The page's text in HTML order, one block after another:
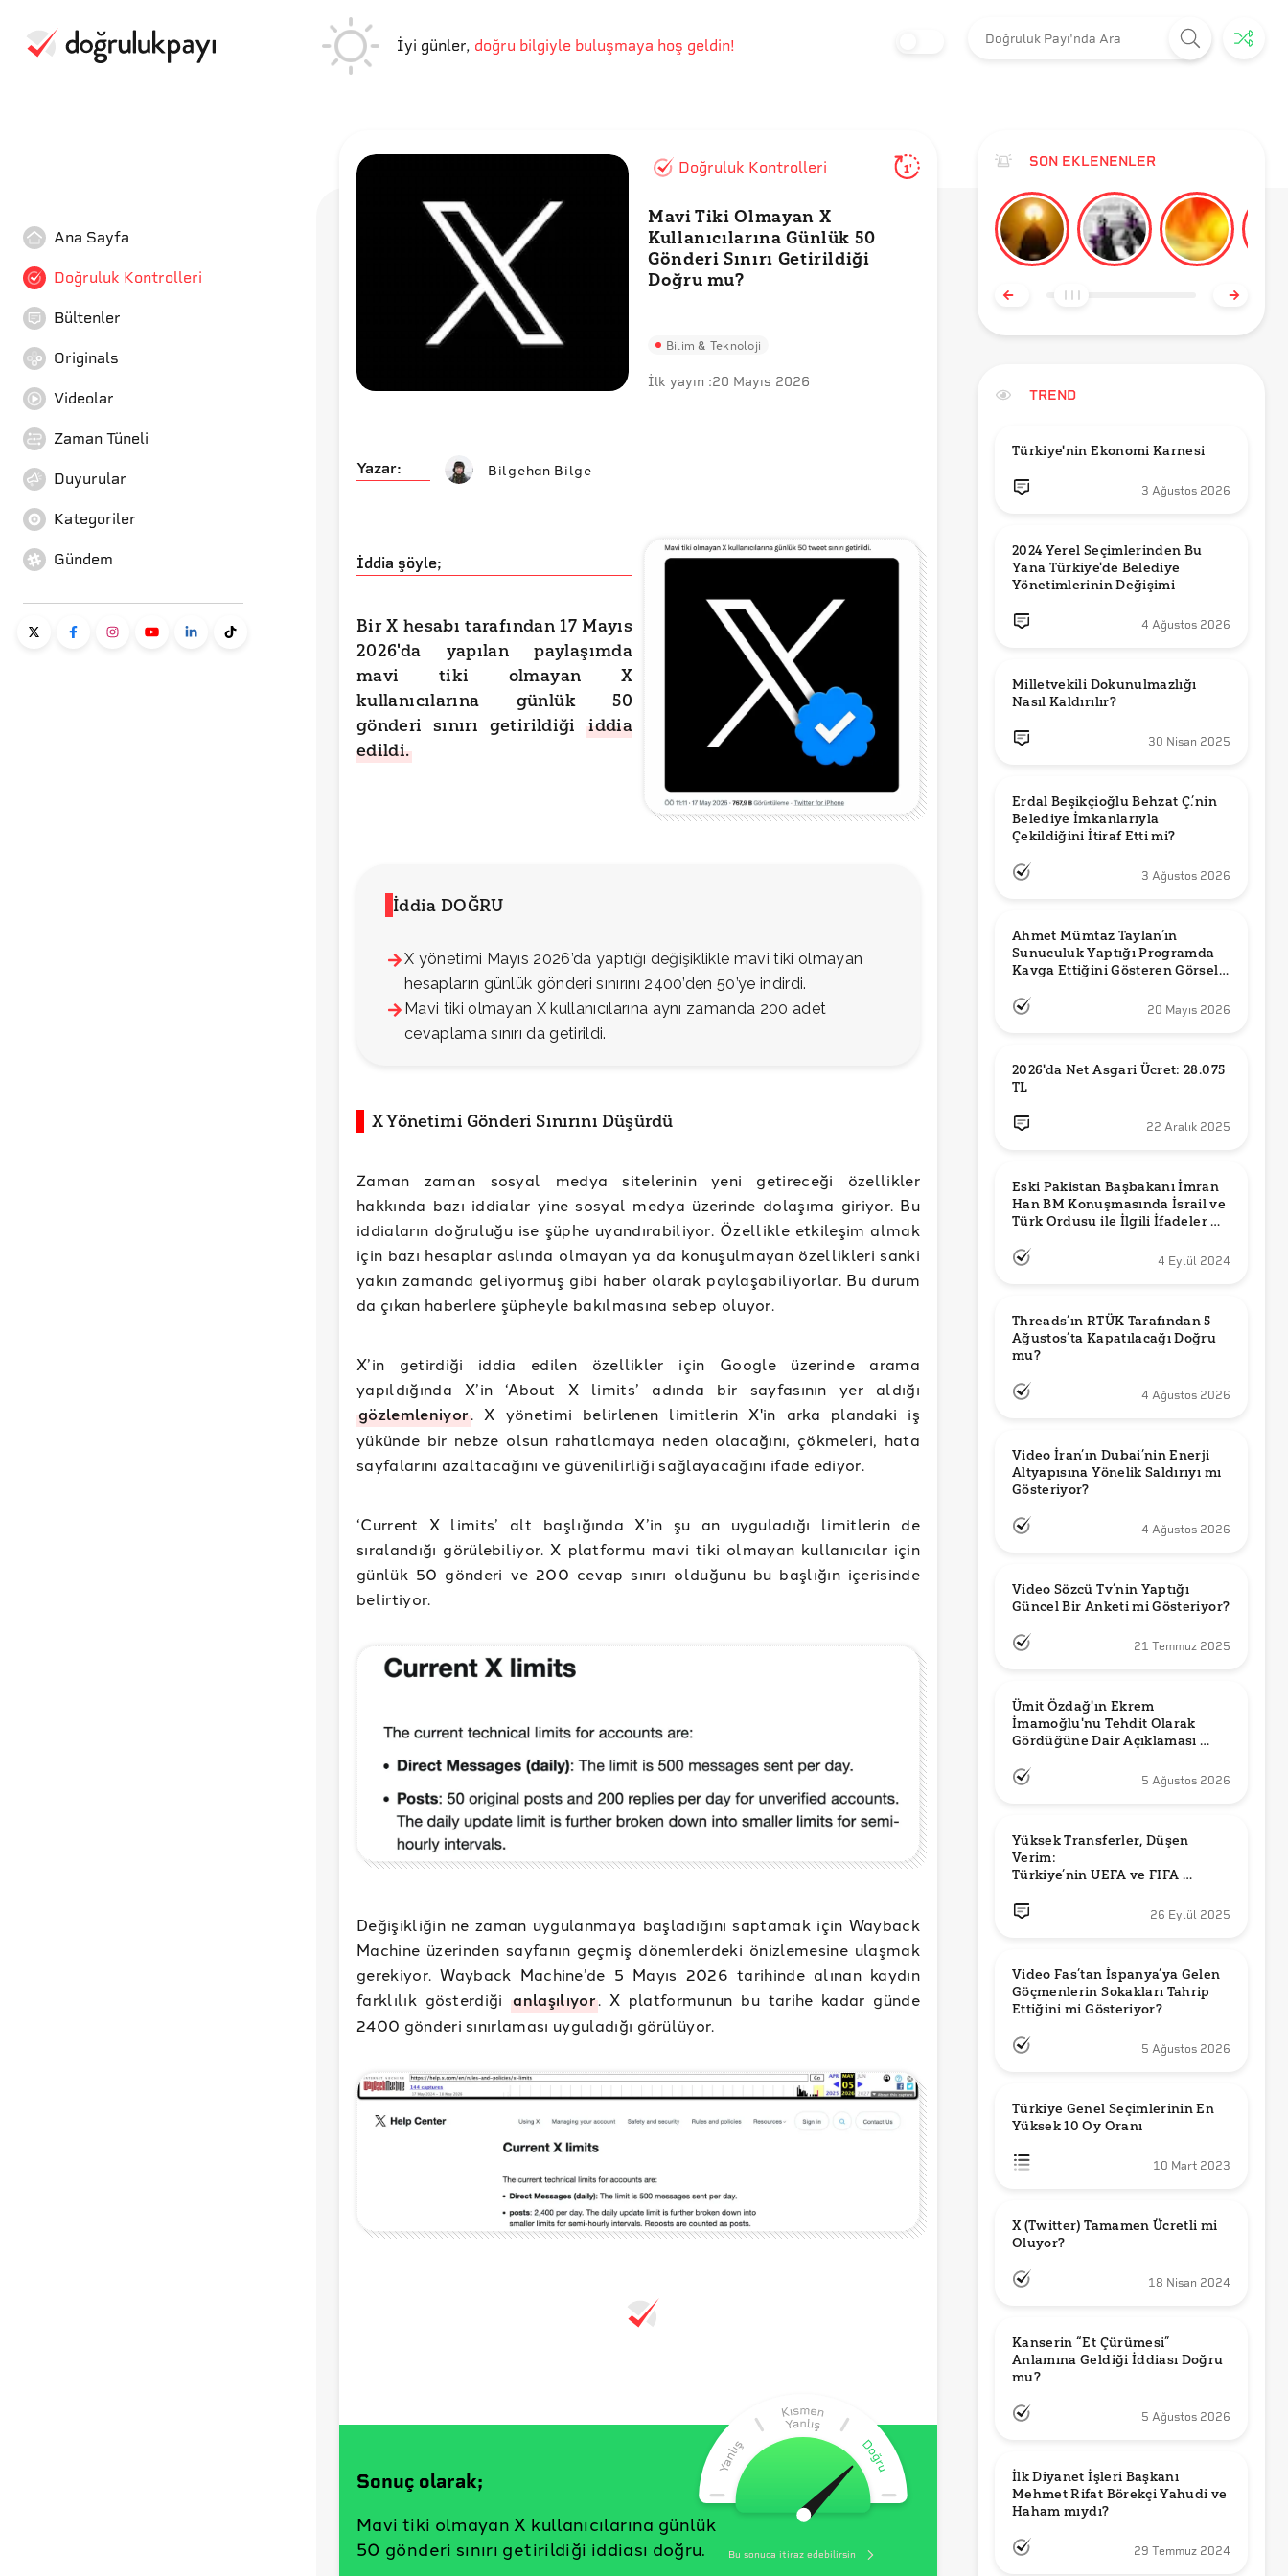
İyi günler, doğru bilgiyle buluşmaya hoş geldin!
Ana Sayfa
Doğruluk Kontrolleri
Bültenler
Originals
Videolar
Zaman Tüneli
Duyurular
Kategoriler
Gündem
Doğruluk Kontrolleri 1'
Mavi Tiki Olmayan X
Kullanıcılarına Günlük 50
Gönderi Sınırı Getirildiği
Doğru mu?
Bilim & Teknoloji
İlk yayın :20 Mayıs 2026
Yazar: Bilgehan Bilge
İddia şöyle;
Bir X hesabı tarafından 17 Mayıs
2026'da yapılan paylaşımda
mavi tiki olmayan X
kullanıcılarına günlük 50
gönderi sınırı getirildiğiiddia
edildi.
İddia DOĞRU
X yönetimi Mayıs 2026’da yaptığı değişiklikle mavi tiki olmayan
hesapların günlük gönderi sınırını 2400’den 50’ye indirdi.
Mavi tiki olmayan X kullanıcılarına aynı zamanda 200 adet
cevaplama sınırı da getirildi.
X Yönetimi Gönderi Sınırını Düşürdü
Zaman zaman sosyal medya sitelerinin yeni getireceği özellikler
hakkında bazı iddialar yine sosyal medya üzerinde dolaşıma giriyor. Bu
iddiaların doğruluğu ise şüphe uyandırabiliyor. Özellikle etkileşim almak
için bazı hesaplar aslında olmayan ya da konuşulmayan özellikleri sanki
yakın zamanda geliyormuş gibi haber olarak paylaşabiliyorlar. Bu durum
da çıkan haberlere şüpheyle bakılmasına sebep oluyor.
X’in getirdiği iddia edilen özellikler için Google üzerinde arama
yapıldığında X’in ‘About X limits’ adında bir sayfasının yer aldığı
gözlemleniyor. X yönetimi belirlenen limitlerin X'in arka plandaki iş
yükünde bir nebze olsun rahatlamaya neden olacağını, çökmeleri, hata
sayfalarını azaltacağını ve güvenilirliği sağlayacağını ifade ediyor.
‘Current X limits’ alt başlığında X’in şu an uyguladığı limitlerin de
sıralandığı görülebiliyor. X platformu mavi tiki olmayan kullanıcılar için
günlük 50 gönderi ve 200 cevap sınırı olduğunu bu başlığın içerisinde
belirtiyor.
Değişikliğin ne zaman uygulanmaya başladığını saptamak için Wayback
Machine üzerinden sayfanın geçmiş dönemlerdeki önizlemesine ulaşmak
gerekiyor. Wayback Machine’de 5 Mayıs 2026 tarihinde alınan kaydın
farklılık gösterdiğianlaşılıyor. X platformunun bu tarihe kadar günde
2400 gönderi sınırlaması uyguladığı görülüyor.
Sonuç olarak;
Mavi tiki olmayan X kullanıcılarına günlük
50 gönderi sınırı getirildiği iddiası doğru.
Bu sonuca itiraz edebilirsin
SON EKLENENLER
TREND
Türkiye'nin Ekonomi Karnesi
3 Ağustos 2026
2024 Yerel Seçimlerinden Bu
Yana Türkiye'de Belediye
Yönetimlerinin Değişimi
4 Ağustos 2026
Milletvekili Dokunulmazlığı
Nasıl Kaldırılır?
30 Nisan 2025
Erdal Beşikçioğlu Behzat Ç.’nin
Belediye İmkanlarıyla
3 Ağustos 2026
Ahmet Mümtaz Taylan’ın
Sunuculuk Yaptığı Programda
Kavga Ettiğini Gösteren Görsel
20 Mayıs 2026
2026'da Net Asgari Ücret: 28.075
TL
22 Aralık 2025
Eski Pakistan Başbakanı İmran
Han BM Konuşmasında İsrail ve
Türk Ordusu ile İlgili İfadeler mi
4 Eylül 2024
Threads’ın RTÜK Tarafından 5
Ağustos’ta Kapatılacağı Doğru
mu?
4 Ağustos 2026
Video İran’ın Dubai’nin Enerji
Altyapısına Yönelik Saldırıyı mı
Gösteriyor?
4 Ağustos 2026
Video Sözcü Tv’nin Yaptığı
Güncel Bir Anketi mi Gösteriyor?
21 Temmuz 2025
Ümit Özdağ'ın Ekrem
İmamoğlu'nu Tehdit Olarak
Gördüğüne Dair Açıklaması
5 Ağustos 2026
Yüksek Transferler, Düşen
Verim:
Türkiye’nin UEFA ve FIFA
26 Eylül 2025
Video Fas’tan İspanya’ya Gelen
Göçmenlerin Sokakları Tahrip
Ettiğini mi Gösteriyor?
5 Ağustos 2026
Türkiye Genel Seçimlerinin En
Yüksek 10 Oy Oranı
10 Mart 2023
X (Twitter) Tamamen Ücretli mi
Oluyor?
18 Nisan 2024
Kanserin “Et Çürümesi”
Anlamına Geldiği İddiası Doğru
mu?
5 Ağustos 2026
İlk Diyanet İşleri Başkanı
Mehmet Rifat Börekçi Yahudi ve
Haham mıydı?
29 Temmuz 2024